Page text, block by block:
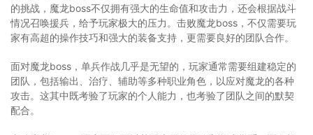
的挑战，魔龙boss不仅拥有强大的生命值和攻击力，还会根据战斗
情况召唤援兵，给予玩家极大的压力。击败魔龙boss，不仅需要玩
家有高超的操作技巧和强大的装备支持，更需要良好的团队合作。
面对魔龙boss，单兵作战几乎是无望的，玩家通常需要组建稳定的
团队，包括输出、治疗、辅助等多种职业角色，以应对魔龙的各种
攻击。这其中既考验了玩家的个人能力，也考验了团队之间的默契
配合。